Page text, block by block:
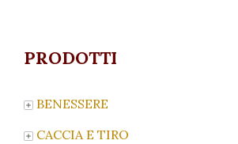
PRODOTTI
BENESSERE
CACCIA E TIRO